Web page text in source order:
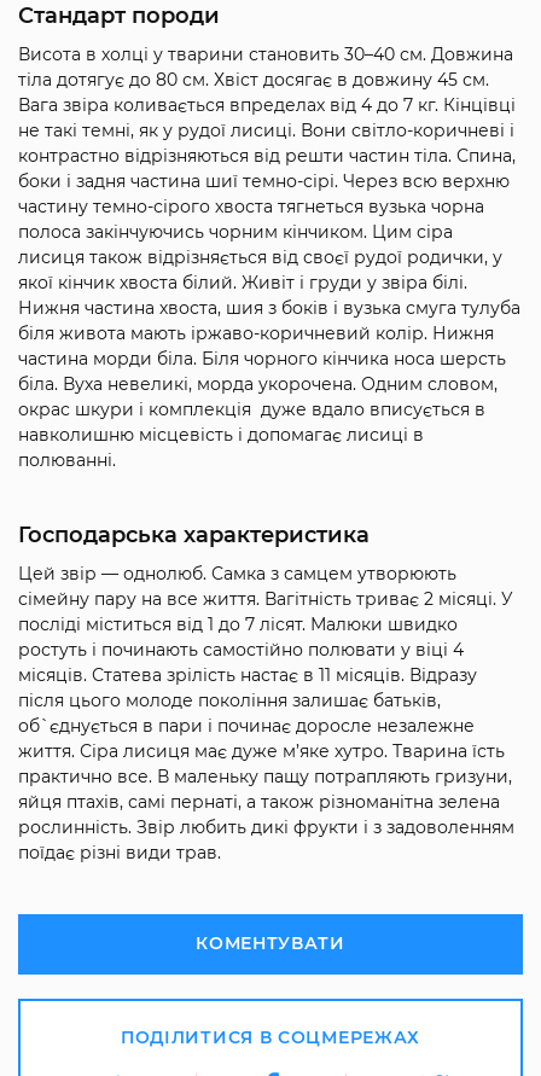
Стандарт породи
Висота в холці у тварини становить 30–40 см. Довжина
тіла дотягує до 80 см. Хвіст досягає в довжину 45 см.
Вага звіра коливається впределах від 4 до 7 кг. Кінцівці
не такі темні, як у рудої лисиці. Вони світло-коричневі і
контрастно відрізняються від решти частин тіла. Спина,
боки і задня частина шиї темно-сірі. Через всю верхню
частину темно-сірого хвоста тягнеться вузька чорна
полоса закінчуючись чорним кінчиком. Цим сіра
лисиця також відрізняється від своєї рудої родички, у
якої кінчик хвоста білий. Живіт і груди у звіра білі.
Нижня частина хвоста, шия з боків і вузька смуга тулуба
біля живота мають іржаво-коричневий колір. Нижня
частина морди біла. Біля чорного кінчика носа шерсть
біла. Вуха невеликі, морда укорочена. Одним словом,
окрас шкури і комплекція дуже вдало вписується в
навколишню місцевість і допомагає лисиці в
полюванні.
Господарська характеристика
Цей звір — однолюб. Самка з самцем утворюють
сімейну пару на все життя. Вагітність триває 2 місяці. У
посліді міститься від 1 до 7 лісят. Малюки швидко
ростуть і починають самостійно полювати у віці 4
місяців. Статева зрілість настає в 11 місяців. Відразу
після цього молоде покоління залишає батьків,
об`єднується в пари і починає доросле незалежне
життя. Сіра лисиця має дуже м’яке хутро. Тварина їсть
практично все. В маленьку пащу потрапляють гризуни,
яйця птахів, самі пернаті, а також різноманітна зелена
рослинність. Звір любить дикі фрукти і з задоволенням
поїдає різні види трав.
КОМЕНТУВАТИ
ПОДІЛИТИСЯ В СОЦМЕРЕЖАХ